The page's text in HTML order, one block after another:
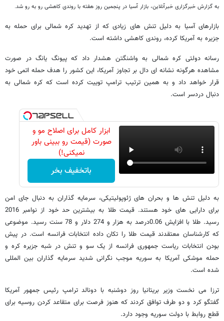
به گزارش خبرگزاری خبرآنلاین، بازار آسیا در پنجمین روز هفته با روندی کاهشی رو به رو شد.
بازارهای آسیا به دلیل تنش های زیادی که از تهدید کره شمالی برای حمله به
جزیره به آمریکا کرده، روندی کاهشی داشته است.
رسانه دولتی کره شمالی به واشنگتن هشدار داد که پیونگ یانگ در صورت
مشاهده هرگونه نشانه ای دال بر تجاوز آمریکا، این کشور را هدف حمله اتمی خود
قرار خواهد داد و به همین ترتیب ترامپ توییت کرده است که کره شمالی به
دنبال دردسر است.
ابزار کامل برای اصلاح مو و
صورت (قیمت رو ببینی باور
نمیکنی!)
باتخفیف بخر
به دلیل تنش ها و بحران های ژئوپولیتیکی، سرمایه گذاران به دنبال جای امن
برای دارایی های خود هستند. قیمت طلا به بیشترین حد خود از نوامبر 2016
رسید. طلا با افزایش 0.06درصد به هزار و 274 دلار و 78 سنت رسید. موضوعی
که کارشناسان معتقدند قیمت طلا را تکان داده انتخابات فرانسه است. در پیش
بودن انتخابات ریاست جمهوری فرانسه از یک سو و تنش در شبه جزیره کره و
حمله موشکی آمریکا به سوریه موجب نگرانی شدید سرمایه گذاران بین المللی
شده است.
ترزا می نخست وزیر بریتانیا روز دوشنبه با دونالد ترامپ رئیس جمهور آمریکا
گفتگو کرد و دو طرف توافق کردند که هنوز فرصت برای متقاعد کردن روسیه برای
قطع روابط با دولت سوریه وجود دارد.